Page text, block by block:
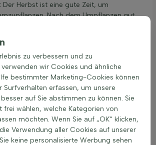
Der Herbst ist eine gute Zeit, um
Nach dem Umpflanzen gut
Leichtigkeit und Herbstwirkung
duftendeGartenpflanze, die
Dieses Ziergras beeindruckt mit seinen
die cremefarben bis hellbraun in Rispen
haben sie einen silbrigen Schimmer,
Sonnenlicht zur Geltung kommt. Die Blätter
und verleihen dem Garten eine
bietet nicht nur visuelle, sondern
zu verbessern und zu
wir Cookies und ähnliche
bestimmter Marketing-Cookies können
Surfverhalten erfassen, um unsere
auf Sie abstimmen zu können. Sie
frei wählen, welche Kategorien von
möchten. Wenn Sie auf „OK“ klicken,
Verwendung aller Cookies auf unserer
keine personalisierte Werbung sehen